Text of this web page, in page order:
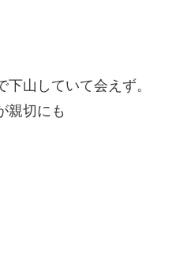
山していて会えず。
親切にも